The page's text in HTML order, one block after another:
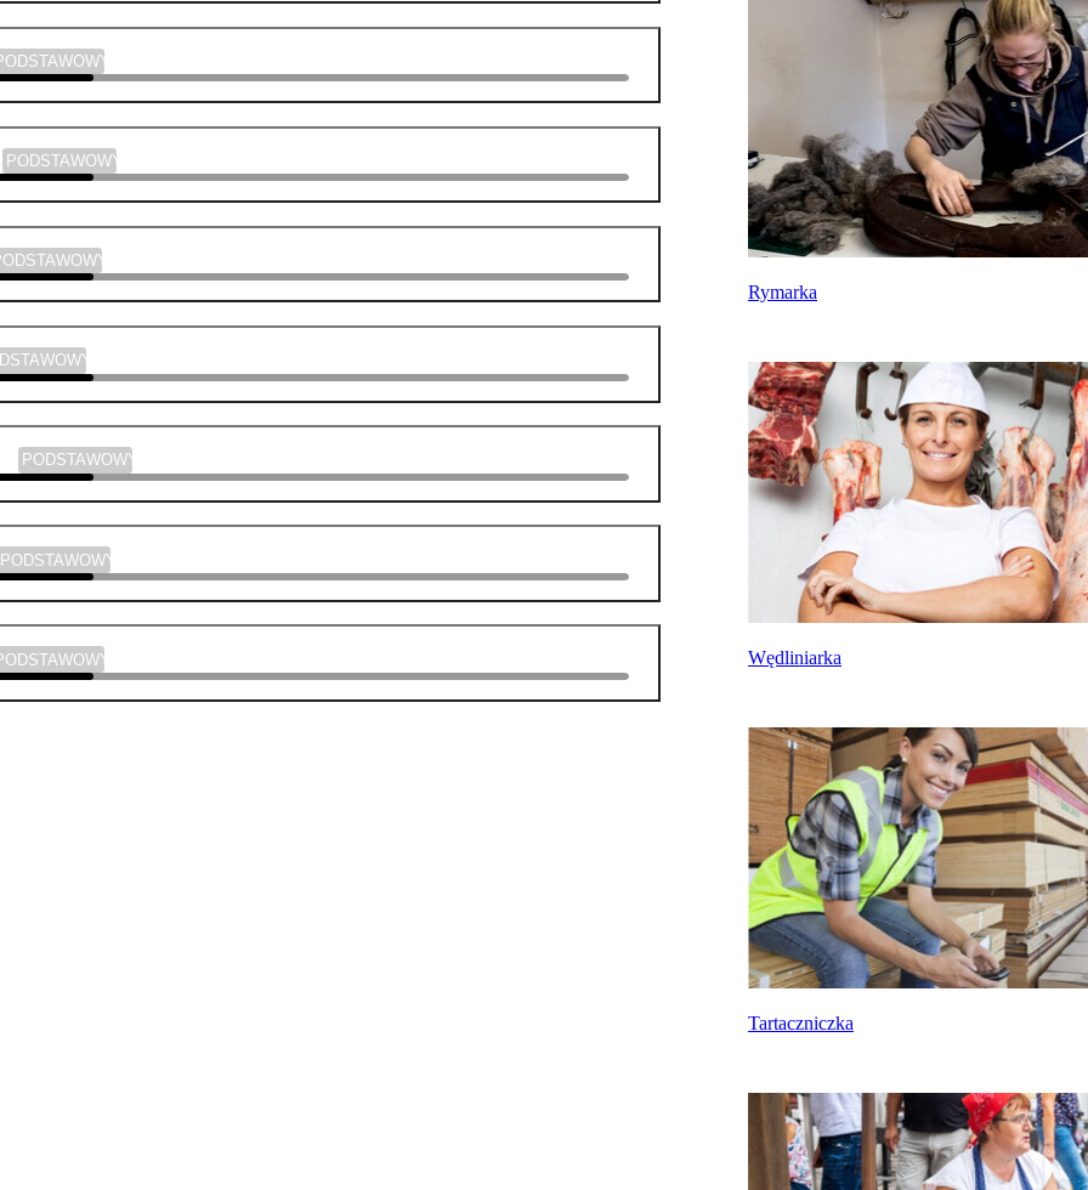
PODSTAWOWY
PODSTAWOWY
PODSTAWOWY
PODSTAWOWY
PODSTAWOWY
PODSTAWOWY
Rymarka
Wędliniarka
Tartaczniczka